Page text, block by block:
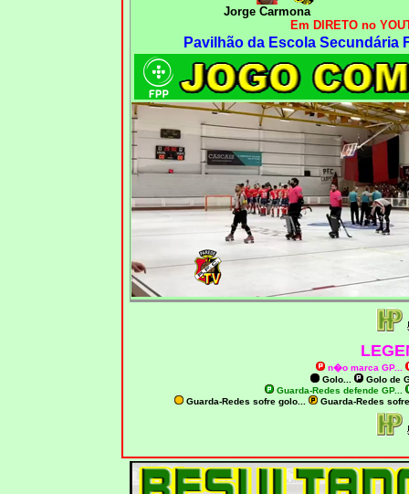
Jorge Carmona
Em DIRETO no
Pavilhão da Escola Secundária
n�o marca GP...
Golo...
Golo de
Guarda-Redes defende GP...
Guarda-Redes sofre golo...
Guarda-Redes